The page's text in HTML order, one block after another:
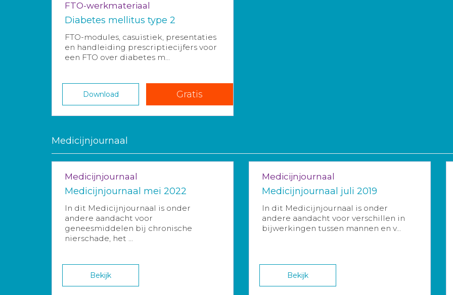
FTO-werkmateriaal
Diabetes mellitus type 2
FTO-modules, casuïstiek, presentaties
en handleiding prescriptiecijfers voor
een FTO over diabetes m...
Download Gratis
Medicijnjournaal
Medicijnjournaal
Medicijnjournaal mei 2022
In dit Medicijnjournaal is onder
andere aandacht voor
geneesmiddelen bij chronische
nierschade, het ...
Bekijk
Medicijnjournaal
Medicijnjournaal juli 2019
In dit Medicijnjournaal is onder
andere aandacht voor verschillen in
bijwerkingen tussen mannen en v...
Bekijk